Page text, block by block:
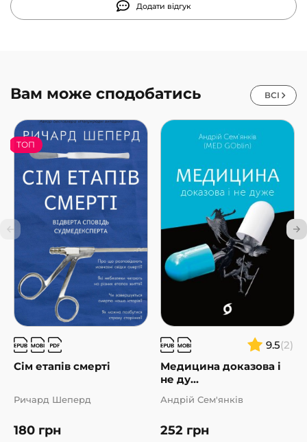
Додати відгук
Вам може сподобатись ВСІ
Сім етапів смерті
ТОП
180 грн
Ричард Шеперд
9.5(2)
Медицина доказова і
не ду...
252 грн
Андрій Сем'янків